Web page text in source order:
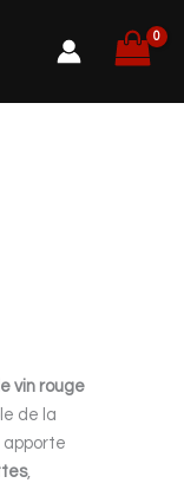
vin rouge
de la
apporte
,